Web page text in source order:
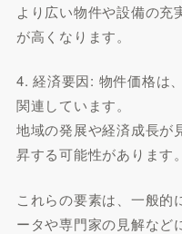
より広い物件や設備の充
が高くなります。
4. 経済要因: 物件価格は
関連しています。
地域の発展や経済成長が
昇する可能性があります。
これらの要素は、一般的
ータや専門家の見解など